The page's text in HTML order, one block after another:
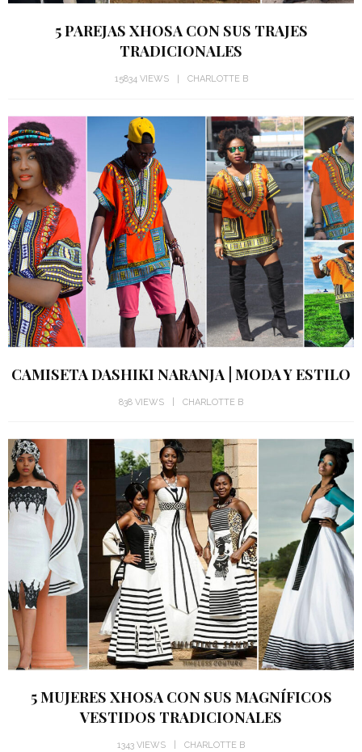
5 PAREJAS XHOSA CON SUS TRAJES
TRADICIONALES
15834 VIEWS CHARLOTTE B
CAMISETA DASHIKI NARANJA | MODA Y ESTILO
838 VIEWS CHARLOTTE B
5 MUJERES XHOSA CON SUS MAGNÍFICOS
VESTIDOS TRADICIONALES
1343 VIEWS CHARLOTTE B